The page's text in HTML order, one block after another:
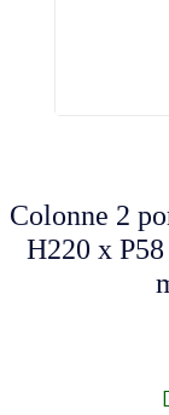
Colonne 2
H220 x